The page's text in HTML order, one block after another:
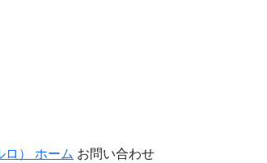
ロ） ホーム お問い合わせ